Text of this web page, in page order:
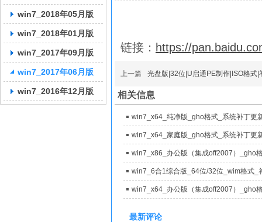
win7_2018年05月版
win7_2018年01月版
win7_2017年09月版
win7_2017年06月版
win7_2016年12月版
链接： https://
上一篇 光盘版|32位|U启通PE制作|ISO格式|
相关信息
最新评论